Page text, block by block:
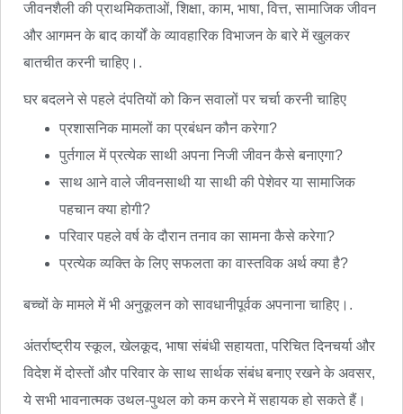
जीवनशैली की प्राथमिकताओं, शिक्षा, काम, भाषा, वित्त, सामाजिक जीवन
और आगमन के बाद कार्यों के व्यावहारिक विभाजन के बारे में खुलकर
बातचीत करनी चाहिए।.
घर बदलने से पहले दंपतियों को किन सवालों पर चर्चा करनी चाहिए
प्रशासनिक मामलों का प्रबंधन कौन करेगा?
पुर्तगाल में प्रत्येक साथी अपना निजी जीवन कैसे बनाएगा?
साथ आने वाले जीवनसाथी या साथी की पेशेवर या सामाजिक
पहचान क्या होगी?
परिवार पहले वर्ष के दौरान तनाव का सामना कैसे करेगा?
प्रत्येक व्यक्ति के लिए सफलता का वास्तविक अर्थ क्या है?
बच्चों के मामले में भी अनुकूलन को सावधानीपूर्वक अपनाना चाहिए।.
अंतर्राष्ट्रीय स्कूल, खेलकूद, भाषा संबंधी सहायता, परिचित दिनचर्या और
विदेश में दोस्तों और परिवार के साथ सार्थक संबंध बनाए रखने के अवसर,
ये सभी भावनात्मक उथल-पुथल को कम करने में सहायक हो सकते हैं।